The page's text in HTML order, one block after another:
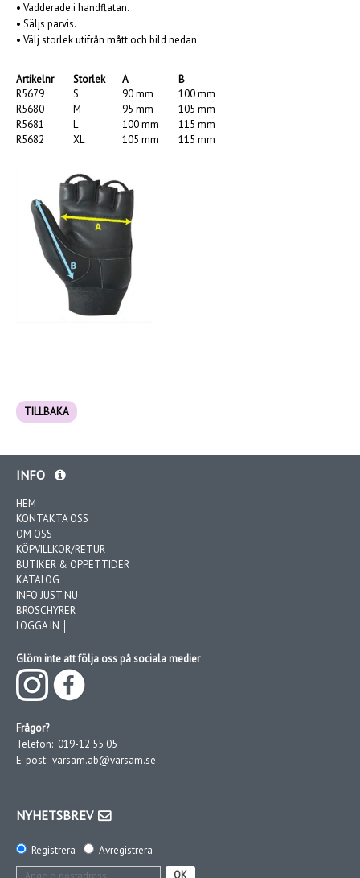
• Vadderade i handflatan.
• Säljs parvis.
• Välj storlek utifrån mått och bild nedan.
Artikelnr Storlek A
B
R5679
S 90 mm
100 mm
R5680
M 95 mm
105 mm
R5681
L 100 mm
115 mm
R5682
XL 105 mm 115 mm
TILLBAKA
INFO
HEM
KONTAKTA OSS
OM OSS
KÖPVILLKOR/RETUR
BUTIKER & ÖPPETTIDER
KATALOG
INFO JUST NU
BROSCHYRER
LOGGA IN │
Glöm inte att följa oss på sociala medier
Frågor?
Telefon: 019-12 55 05
E-post: varsam.ab@varsam.se
NYHETSBREV
Registrera
Avregistrera
OK